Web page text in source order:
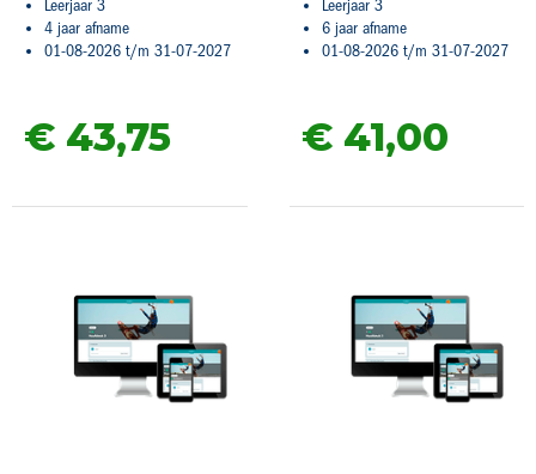
Leerjaar 3
4 jaar afname
01-08-2026 t/m 31-07-2027
€ 43,75
Leerjaar 3
6 jaar afname
01-08-2026 t/m 31-07-2027
€ 41,00